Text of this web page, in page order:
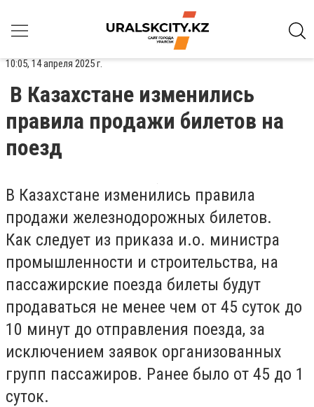
10:05, 14 апреля 2025 г.
В Казахстане изменились
правила продажи билетов на
поезд
В Казахстане изменились правила
продажи железнодорожных билетов.
Как следует из приказа и.о. министра
промышленности и строительства, на
пассажирские поезда билеты будут
продаваться не менее чем от 45 суток до
10 минут до отправления поезда, за
исключением заявок организованных
групп пассажиров. Ранее было от 45 до 1
суток.